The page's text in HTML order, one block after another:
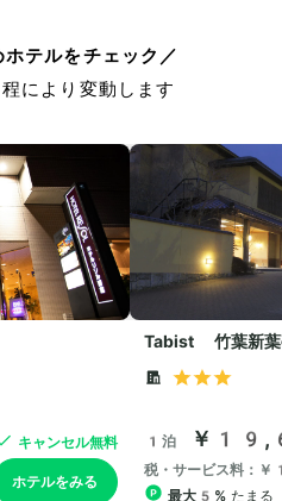
テルをチェック／
により変動します